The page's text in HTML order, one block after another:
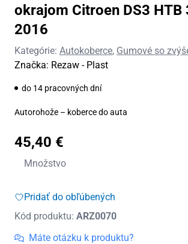
okrajom Citroen DS3 HTB
2016
Kategórie: Autokoberce, Gumové so
Značka: Rezaw - Plast
do 14 pracovných dní
Autorohože – koberce do auta
45,40 €
Množstvo
množstvo
gumové
zvýšeným
okrajom
Pridať do obľúbených
Kód produktu: ARZ0070
Máte otázku k produktu?